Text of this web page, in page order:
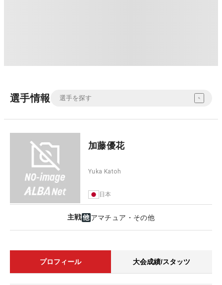
選手情報
加藤優花
Yuka Katoh
日本
主戦 アマチュア・その他
プロフィール 大会成績/スタッツ